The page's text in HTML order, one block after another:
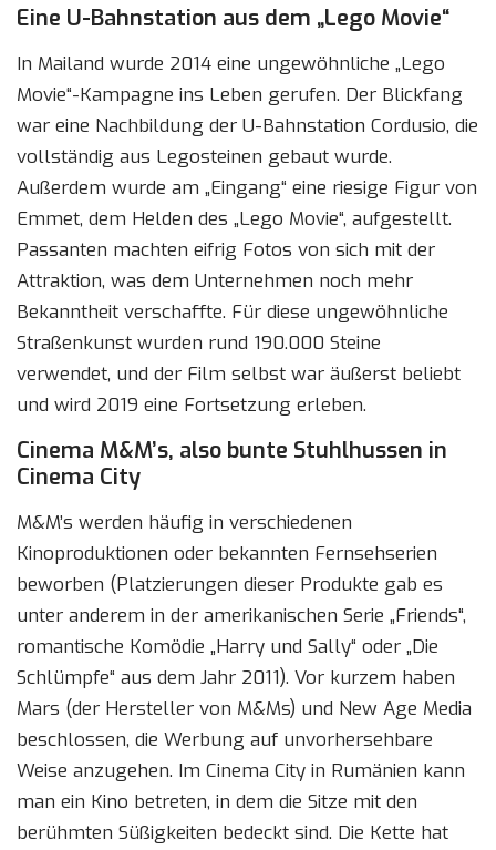
Eine U-Bahnstation aus dem „Lego Movie“
In Mailand wurde 2014 eine ungewöhnliche „Lego
Movie“-Kampagne ins Leben gerufen. Der Blickfang
war eine Nachbildung der U-Bahnstation Cordusio, die
vollständig aus Legosteinen gebaut wurde.
Außerdem wurde am „Eingang“ eine riesige Figur von
Emmet, dem Helden des „Lego Movie“, aufgestellt.
Passanten machten eifrig Fotos von sich mit der
Attraktion, was dem Unternehmen noch mehr
Bekanntheit verschaffte. Für diese ungewöhnliche
Straßenkunst wurden rund 190.000 Steine
verwendet, und der Film selbst war äußerst beliebt
und wird 2019 eine Fortsetzung erleben.
Cinema M&M’s, also bunte Stuhlhussen in
Cinema City
M&M’s werden häufig in verschiedenen
Kinoproduktionen oder bekannten Fernsehserien
beworben (Platzierungen dieser Produkte gab es
unter anderem in der amerikanischen Serie „Friends“,
romantische Komödie „Harry und Sally“ oder „Die
Schlümpfe“ aus dem Jahr 2011). Vor kurzem haben
Mars (der Hersteller von M&Ms) und New Age Media
beschlossen, die Werbung auf unvorhersehbare
Weise anzugehen. Im Cinema City in Rumänien kann
man ein Kino betreten, in dem die Sitze mit den
berühmten Süßigkeiten bedeckt sind. Die Kette hat